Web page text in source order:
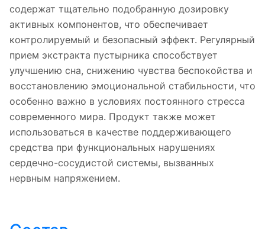
содержат тщательно подобранную дозировку
активных компонентов, что обеспечивает
контролируемый и безопасный эффект. Регулярный
прием экстракта пустырника способствует
улучшению сна, снижению чувства беспокойства и
восстановлению эмоциональной стабильности, что
особенно важно в условиях постоянного стресса
современного мира. Продукт также может
использоваться в качестве поддерживающего
средства при функциональных нарушениях
сердечно-сосудистой системы, вызванных
нервным напряжением.